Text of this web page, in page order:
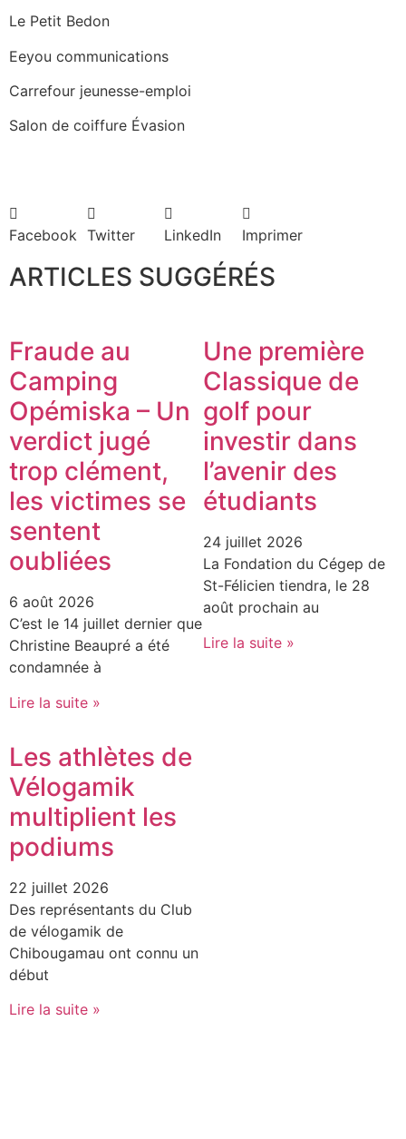
Le Petit Bedon
Eeyou communications
Carrefour jeunesse-emploi
Salon de coiffure Évasion
Facebook Twitter LinkedIn Imprimer
ARTICLES SUGGÉRÉS
Fraude au
Camping
Opémiska – Un
verdict jugé
trop clément,
les victimes se
sentent
oubliées
6 août 2026
C’est le 14 juillet dernier que
Christine Beaupré a été
condamnée à
Lire la suite »
Une première
Classique de
golf pour
investir dans
l’avenir des
étudiants
24 juillet 2026
La Fondation du Cégep de
St-Félicien tiendra, le 28
août prochain au
Lire la suite »
Les athlètes de
Vélogamik
multiplient les
podiums
22 juillet 2026
Des représentants du Club
de vélogamik de
Chibougamau ont connu un
début
Lire la suite »